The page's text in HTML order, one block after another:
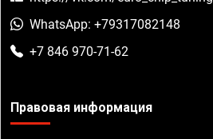
WhatsApp: +79317082148
+7 846 970-71-62
Правовая информация